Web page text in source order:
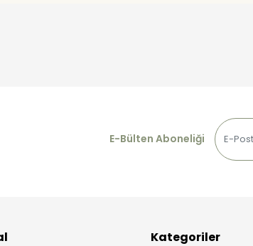
E-Bülten Aboneliği
Kategoriler